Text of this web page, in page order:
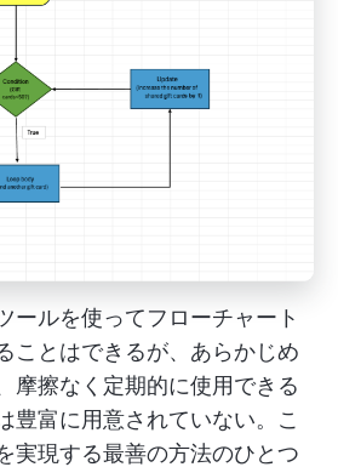
ールを使ってフローチャート
ことはできるが、あらかじめ
摩擦なく定期的に使用できる
豊富に用意されていない。こ
実現する最善の方法のひとつ